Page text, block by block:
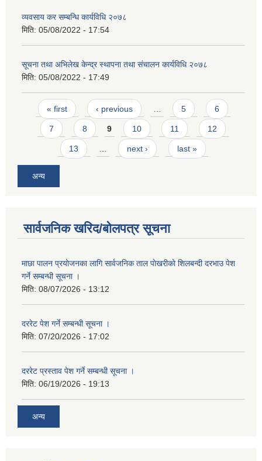
व्यवसाय कर सम्बन्धि कार्यविधि २०७८
मिति: 05/08/2022 - 17:54
सूचना तथा अभिलेख केन्द्र स्थापना तथा संचालन कार्यविधि २०७८
मिति: 05/08/2022 - 17:49
Pages
« first ‹ previous … 5 6
7 8 9 10 11 12
13 … next › last »
अन्य
सार्वजनिक खरिद/बोलपत्र सूचना
माछा पालन प्रयाेजनका लागि सार्वजनिक ताल पाेखरीकाे शिलबन्दी दरभाउ पेश
गर्ने सम्बन्धी सूचना ।
मिति: 08/07/2026 - 13:12
दररेट पेश गर्ने सम्बन्धी सूचना ।
मिति: 07/20/2026 - 17:02
दररेट प्रस्ताव पेश गर्ने सम्बन्धी सूचना ।
मिति: 06/19/2026 - 19:13
अन्य